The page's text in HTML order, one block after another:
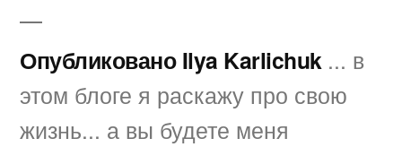
Опубликовано Ilya Karlichuk ... в
этом блоге я раскажу про свою
жизнь... а вы будете меня